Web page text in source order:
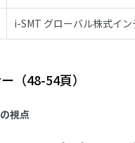
i-SMT グローバル株式イン
（48-54頁）
視点